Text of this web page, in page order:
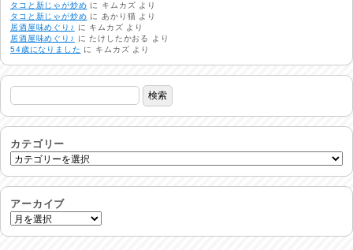
生活支援情報
2026/07/31
24時間体制
2026/07/30
命を守る行動を…
土用丑の日♪
2026/07/28
反省会♪
2026/07/27
タコと新じゃが炒め に キムカズ より
タコと新じゃが炒め にあかり猫 より
居酒屋味めぐり♪
に キムカズ より
居酒屋味めぐり♪
にたけしたかおる
より
54歳になりました に キムカズ より
カテゴリー
アーカイブ